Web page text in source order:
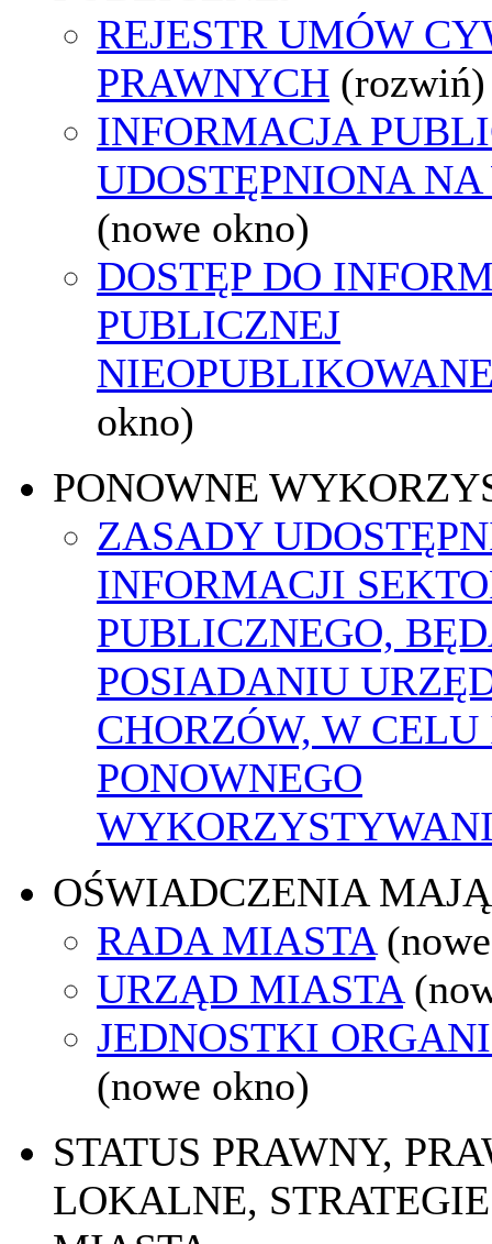
REJESTR UMÓW
PRAWNYCH (rozwiń)
INFORMACJA
UDOSTĘPNIONA
(nowe okno)
DOSTĘP DO
PUBLICZNEJ
okno)
PONOWNE
ZASADY
INFORMACJI
PUBLICZNEGO,
POSIADANIU
CHORZÓW, W
PONOWNEGO
OŚWIADCZENIA
RADA MIASTA
URZĄD MIASTA
JEDNOSTKI
(nowe okno)
STATUS PRAWNY,
LOKALNE,